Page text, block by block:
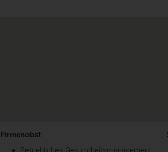
Firmenobst